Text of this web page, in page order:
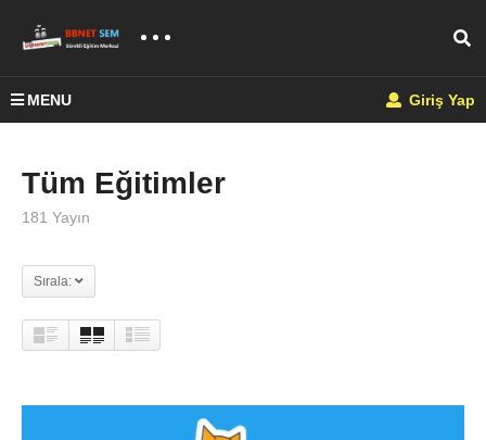
MENU Giriş Yap
Tüm Eğitimler
181 Yayın
Sırala: